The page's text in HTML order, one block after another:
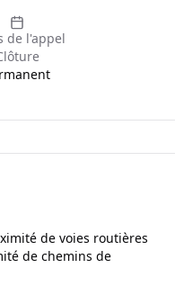
de l'appel
de voies routières
de chemins de